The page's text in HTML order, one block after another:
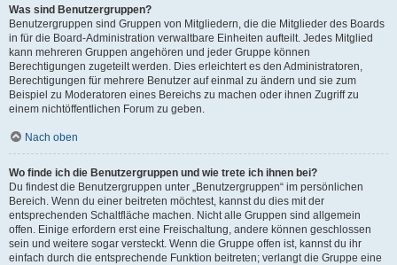
Was sind Benutzergruppen?
Benutzergruppen sind Gruppen von Mitgliedern, die die Mitglieder des Boards
in für die Board-Administration verwaltbare Einheiten aufteilt. Jedes Mitglied
kann mehreren Gruppen angehören und jeder Gruppe können
Berechtigungen zugeteilt werden. Dies erleichtert es den Administratoren,
Berechtigungen für mehrere Benutzer auf einmal zu ändern und sie zum
Beispiel zu Moderatoren eines Bereichs zu machen oder ihnen Zugriff zu
einem nichtöffentlichen Forum zu geben.
Nach oben
Wo finde ich die Benutzergruppen und wie trete ich ihnen bei?
Du findest die Benutzergruppen unter „Benutzergruppen“ im persönlichen
Bereich. Wenn du einer beitreten möchtest, kannst du dies mit der
entsprechenden Schaltfläche machen. Nicht alle Gruppen sind allgemein
offen. Einige erfordern erst eine Freischaltung, andere können geschlossen
sein und weitere sogar versteckt. Wenn die Gruppe offen ist, kannst du ihr
einfach durch die entsprechende Funktion beitreten; verlangt die Gruppe eine